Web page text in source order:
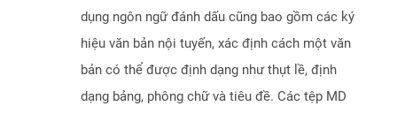
dụng ngôn ngữ đánh dấu cũng bao gồm các ký
hiệu văn bản nội tuyến, xác định cách một văn
bản có thể được định dạng như thụt lề, định
dạng bảng, phông chữ và tiêu đề. Các tệp MD